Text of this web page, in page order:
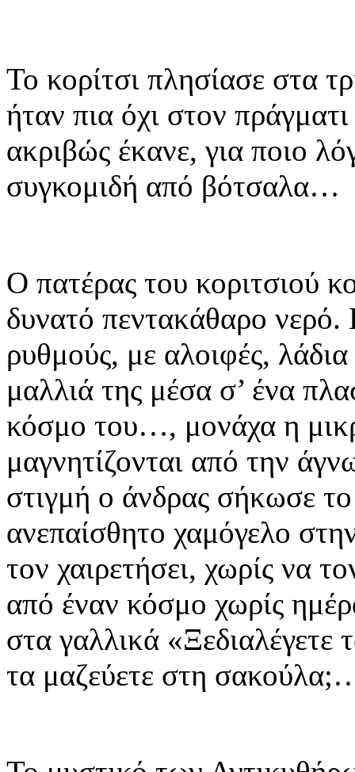
Το κορίτσι πλησίασε στα
ήταν πια όχι στον
ακριβώς έκανε, για ποιο
συγκομιδή από βότσαλα…
Ο πατέρας του κοριτσιού
δυνατό πεντακάθαρο νερό.
ρυθμούς, με αλοιφές,
μαλλιά της μέσα σ’ ένα
κόσμο του…, μονάχα η
μαγνητίζονται από την
στιγμή ο άνδρας σήκωσε
ανεπαίσθητο χαμόγελο
τον χαιρετήσει, χωρίς να
από έναν κόσμο χωρίς
στα γαλλικά «Ξεδιαλέγετε
τα μαζεύετε στη